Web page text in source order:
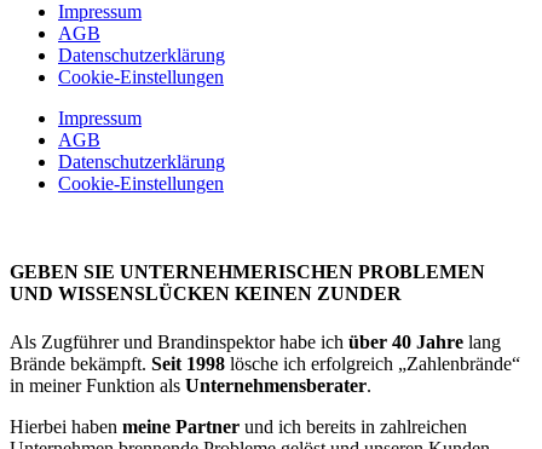
Impressum
AGB
Datenschutzerklärung
Cookie-Einstellungen
Impressum
AGB
Datenschutzerklärung
Cookie-Einstellungen
GEBEN SIE UNTERNEHMERISCHEN PROBLEMEN
UND WISSENSLÜCKEN KEINEN ZUNDER
Als Zugführer und Brandinspektor habe ich über 40 Jahre lang
Brände bekämpft. Seit 1998 lösche ich erfolgreich „Zahlenbrände“
in meiner Funktion als Unternehmensberater.
Hierbei haben meine Partner und ich bereits in zahlreichen